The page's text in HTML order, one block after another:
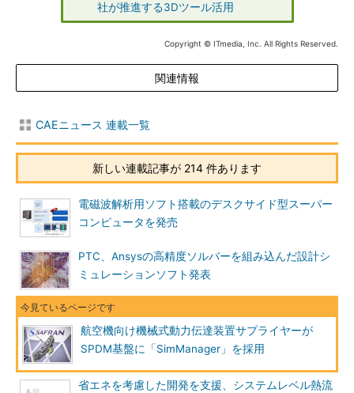
社が推進する3Dツール活用
Copyright © ITmedia, Inc. All Rights Reserved.
関連情報
CAEニュース 連載一覧
新しい連載記事が 214 件あります
電磁波解析用ソフト搭載のデスクサイド型スーパー
コンピュータを発売
PTC、Ansysの高精度ソルバーを組み込んだ設計シ
ミュレーションソフト発表
航空機向け機械式動力伝達装置サプライヤーが
SPDM基盤に「SimManager」を採用
省エネを考慮した開発を支援、システムレベル熱流